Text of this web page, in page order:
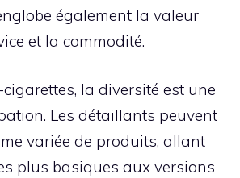
également la valeur
et la commodité.
cigarettes, la diversité est une
Les détaillants peuvent
variée de produits, allant
plus basiques aux versions